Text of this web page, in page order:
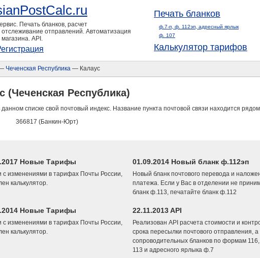
Печать бланков, расчет
отслеживание отправлений. Автоматизация
API.
Печать бланков
ф.7-п, ф. 112эп, адресный ярлык
ф. 107
Калькулятор тарифов
Чеченская Республика — Калаус
(Чеченская Республика)
списке свой почтовый индекс. Название пункта почтовой связи находится
366817 (Банкин-Юрт)
Новые Тарифы
с изменениями в тарифах Почты России,
калькулятор.
01.09.2014 Новый бланк ф.112эп
Новый бланк почтового перевода и
платежа. Если у Вас в отделении не
бланк ф.113, печатайте бланк ф.112
Новые Тарифы
с изменениями в тарифах Почты России,
калькулятор.
22.11.2013 API
Реализован API расчета стоимости и
срока пересылки почтового отправления, а
сопроводительных бланков по формам
113 и адресного ярлыка ф.7